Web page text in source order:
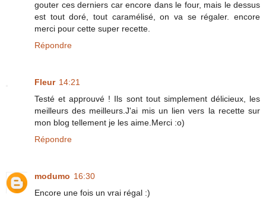
gouter ces derniers car encore dans le four, mais le dessus
est tout doré, tout caramélisé, on va se régaler. encore
merci pour cette super recette.
Répondre
Fleur 14:21
Testé et approuvé ! Ils sont tout simplement délicieux, les
meilleurs des meilleurs.J'ai mis un lien vers la recette sur
mon blog tellement je les aime.Merci :o)
Répondre
modumo 16:30
Encore une fois un vrai régal :)